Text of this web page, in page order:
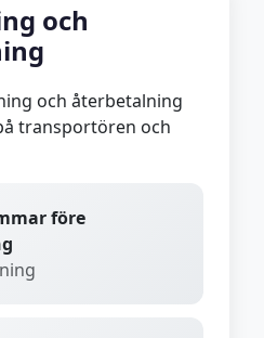
och
och återbetalning
transportören och
före